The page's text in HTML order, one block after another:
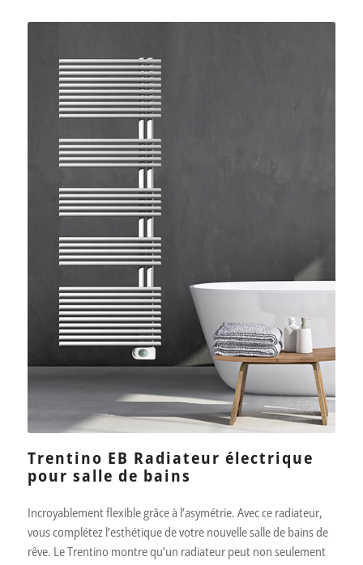
Trentino EB Radiateur électrique
pour salle de bains
Incroyablement flexible grâce à l’asymétrie. Avec ce radiateur,
vous complétez l’esthétique de votre nouvelle salle de bains de
rêve. Le Trentino montre qu’un radiateur peut non seulement